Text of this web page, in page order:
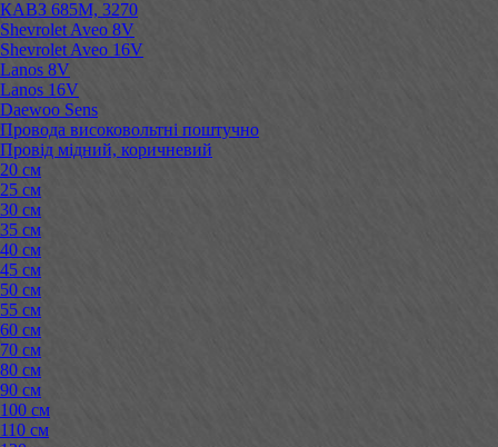
КАВЗ 685М, 3270
Shevrolet Aveo 8V
Shevrolet Aveo 16V
Lanos 8V
Lanos 16V
Daewoo Sens
Провода високовольтні поштучно
Провід мідний, коричневий
20 см
25 см
30 см
35 см
40 см
45 см
50 см
55 см
60 см
70 см
80 см
90 см
100 см
110 см